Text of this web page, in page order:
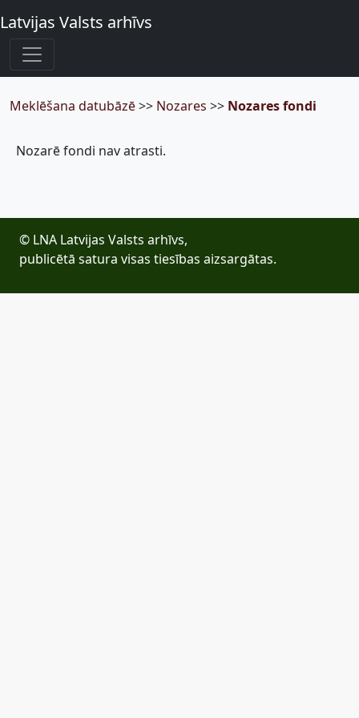
Latvijas Valsts arhīvs
Meklēšana datubāzē>> Nozares >> Nozares fondi
Nozarē fondi nav atrasti.
© LNA Latvijas Valsts arhīvs,
publicētā satura visas tiesības aizsargātas.